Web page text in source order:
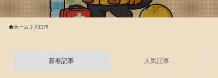
ホーム 川口市
新着記事 人気記事